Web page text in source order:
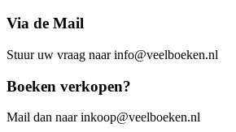
Via de Mail
Stuur uw vraag naar info@veelboeken.nl
Boeken verkopen?
Mail dan naar inkoop@veelboeken.nl